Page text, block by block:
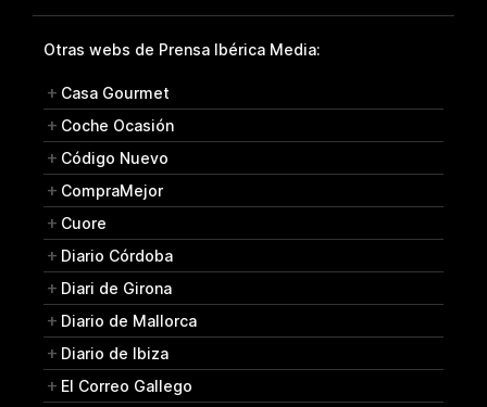
Otras webs de Prensa Ibérica Media:
Casa Gourmet
Coche Ocasión
Código Nuevo
CompraMejor
Cuore
Diario Córdoba
Diari de Girona
Diario de Mallorca
Diario de Ibiza
El Correo Gallego